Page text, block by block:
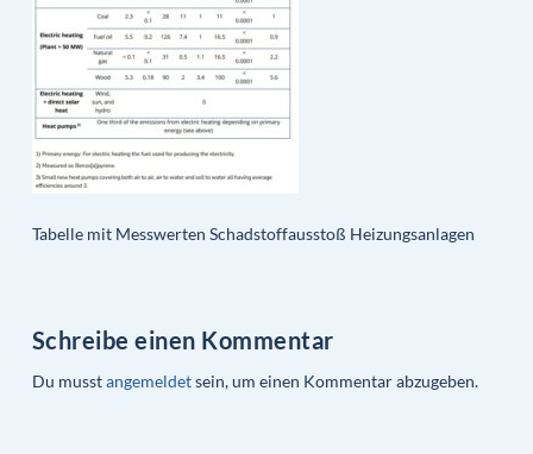
Tabelle mit Messwerten Schadstoffausstoß Heizungsanlagen
Schreibe einen Kommentar
Du musstangemeldetsein, um einen Kommentar abzugeben.